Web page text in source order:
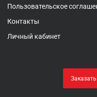
Пользовательское
Контакты
Личный кабинет